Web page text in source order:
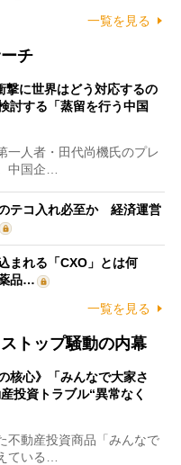
一覧を見る
チ
に世界はどう対応するの
する「蒸留を行う中国
人者・田代尚機氏のプレ
中国企…
テコ入れ必至か 経済運営
まれる「CXO」とは何
品…
一覧を見る
トップ騒動の内幕
核心》「みんなで大家さ
投資トラブル“異常なく
動産投資商品「みんなで
ている…